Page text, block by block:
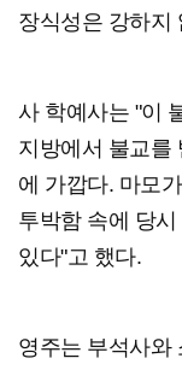
장식성은 강하지
사 학예사는 "이
지방에서 불교를
에 가깝다. 마모
투박함 속에 당
있다"고 했다.
영주는 부석사와